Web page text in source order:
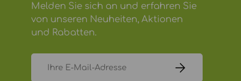
Melden Sie sich an und erfahren Sie
von unseren Neuheiten, Aktionen
und Rabatten.
ABONNIEREN